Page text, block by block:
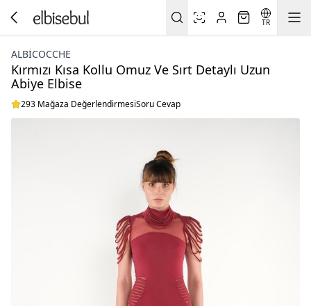
TR
ALBICOCCHE
Kırmızı Kısa Kollu Omuz Ve Sırt Detaylı Uzun
Abiye Elbise
293 Mağaza DeğerlendirmesiSoru Cevap